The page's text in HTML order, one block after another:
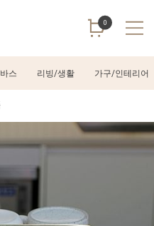
0
스 리빙/생활 가구/인테리어